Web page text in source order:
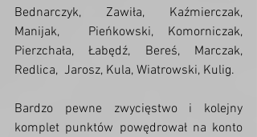
Bednarczyk, Zawiła, Kaźmierczak,
Manijak,  Pieńkowski, Komorniczak,
Pierzchała, Łabędź, Bereś, Marczak,
Redlica,  Jarosz, Kula, Wiatrowski, Kulig.
Bardzo pewne zwycięstwo i kolejny
komplet punktów powędrował na konto